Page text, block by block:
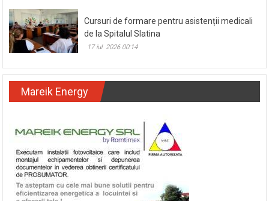
Cursuri de formare pentru asistenții medicali
de la Spitalul Slatina
17 iul. 2026 00:14
Mareik Energy